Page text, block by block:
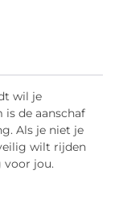
wil je
de aanschaf
Als je niet je
wilt rijden
voor jou.